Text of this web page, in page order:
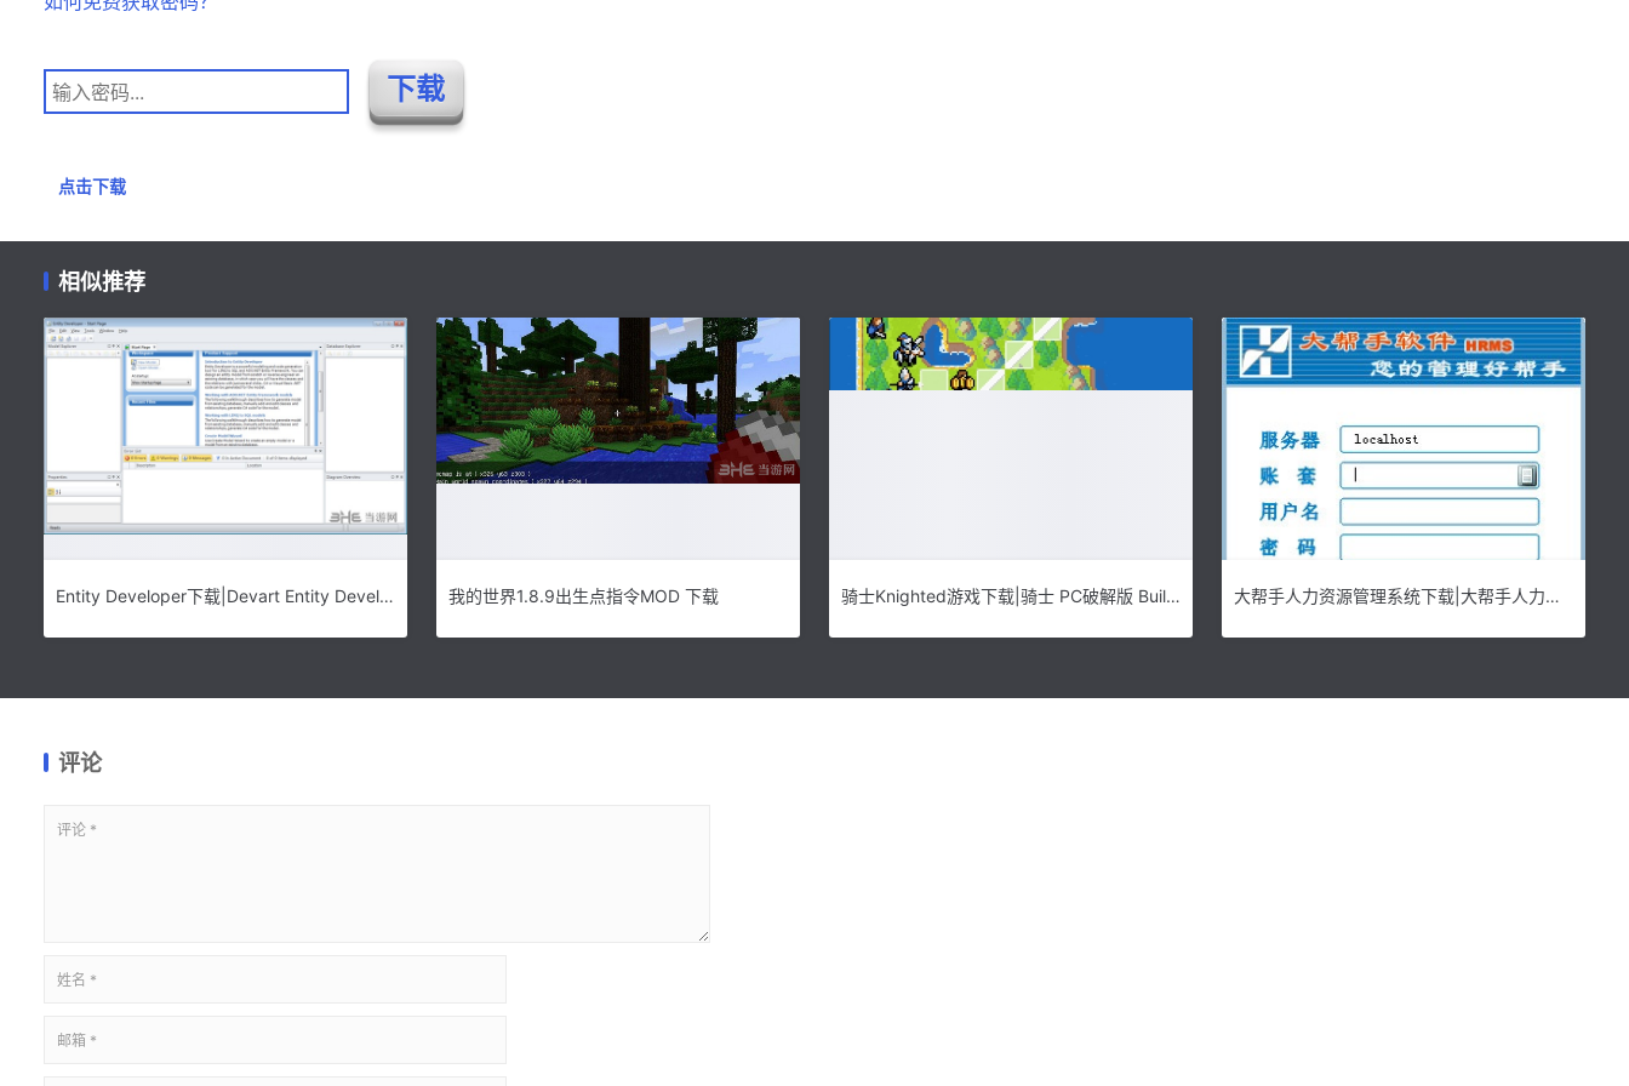
点击下载
相似推荐
Entity Developer下载|Devart Entity Developer(数据库逆向生成控件) 官方最新版V6.6.936下载 我的世界1.8.9出生点指令MOD 下载 骑士Knighted游戏下载|骑士 PC破解版 Build 6735079下载 大帮手人力资源管理系统下载|大帮手人力资源管理软件 最新版6.9下载
评论